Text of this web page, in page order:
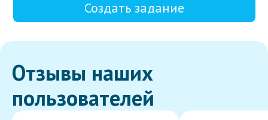
Создать задание
Отзывы наших
пользователей